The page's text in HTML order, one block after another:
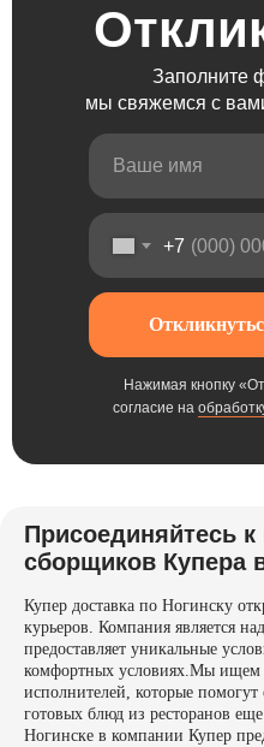
Заполните
мы свяжемся с
+7
Нажимая кнопку
согласие на
Присоединяйтесь
сборщиков Купера
Купер доставка по Ногинску
курьеров. Компания является
предоставляет уникальные
комфортных условиях.Мы ищем
исполнителей, которые помогут
готовых блюд из ресторанов
Ногинске в компании Купер